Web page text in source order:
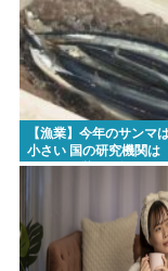
【漁業】今年のサンマ
小さい 国の研究機関は
でになく厳しい年にな